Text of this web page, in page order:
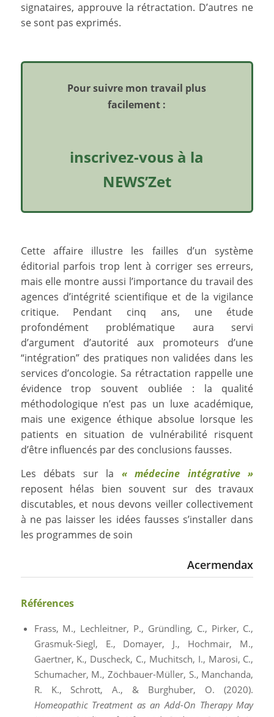
signataires, approuve la rétractation. D’autres ne
se sont pas exprimés.
Pour suivre mon travail plus
facilement :
inscrivez-vous à la
NEWS’Zet
Cette affaire illustre les failles d’un système
éditorial parfois trop lent à corriger ses erreurs,
mais elle montre aussi l’importance du travail des
agences d’intégrité scientifique et de la vigilance
critique. Pendant cinq ans, une étude
profondément problématique aura servi
d’argument d’autorité aux promoteurs d’une
“intégration” des pratiques non validées dans les
services d’oncologie. Sa rétractation rappelle une
évidence trop souvent oubliée : la qualité
méthodologique n’est pas un luxe académique,
mais une exigence éthique absolue lorsque les
patients en situation de vulnérabilité risquent
d’être influencés par des conclusions fausses.
Les débats sur la «médecine intégrative »
reposent hélas bien souvent sur des travaux
discutables, et nous devons veiller collectivement
à ne pas laisser les idées fausses s’installer dans
les programmes de soin
Acermendax
Références
Frass, M., Lechleitner, P., Gründling, C., Pirker, C.,
Grasmuk-Siegl, E., Domayer, J., Hochmair, M.,
Gaertner, K., Duscheck, C., Muchitsch, I., Marosi, C.,
Schumacher, M., Zöchbauer-Müller, S., Manchanda,
R. K., Schrott, A., & Burghuber, O. (2020).
Homeopathic Treatment as an Add-On Therapy May